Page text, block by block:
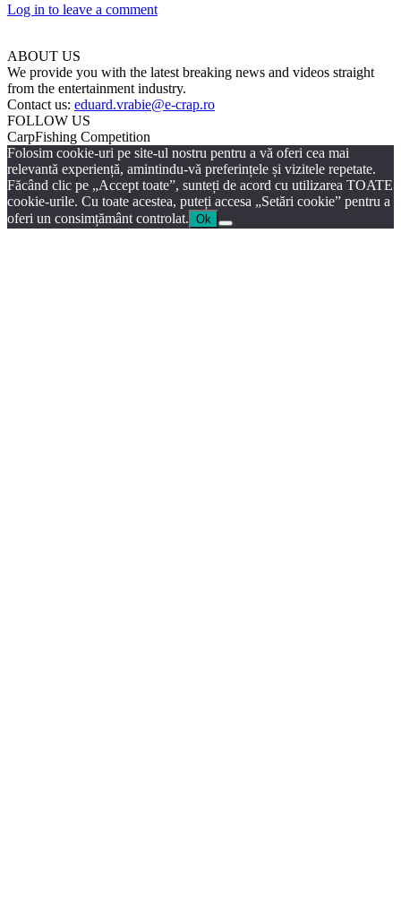
Log in to leave a comment
ABOUT US
We provide you with the latest breaking news and videos straight
from the entertainment industry.
Contact us: eduard.vrabie@e-crap.ro
FOLLOW US
CarpFishing Competition
Folosim cookie-uri pe site-ul nostru pentru a vă oferi cea mai
relevantă experiență, amintindu-vă preferințele și vizitele repetate.
Făcând clic pe „Accept toate”, sunteți de acord cu utilizarea TOATE
cookie-urile. Cu toate acestea, puteți accesa „Setări cookie” pentru a
oferi un consimțământ controlat. Ok